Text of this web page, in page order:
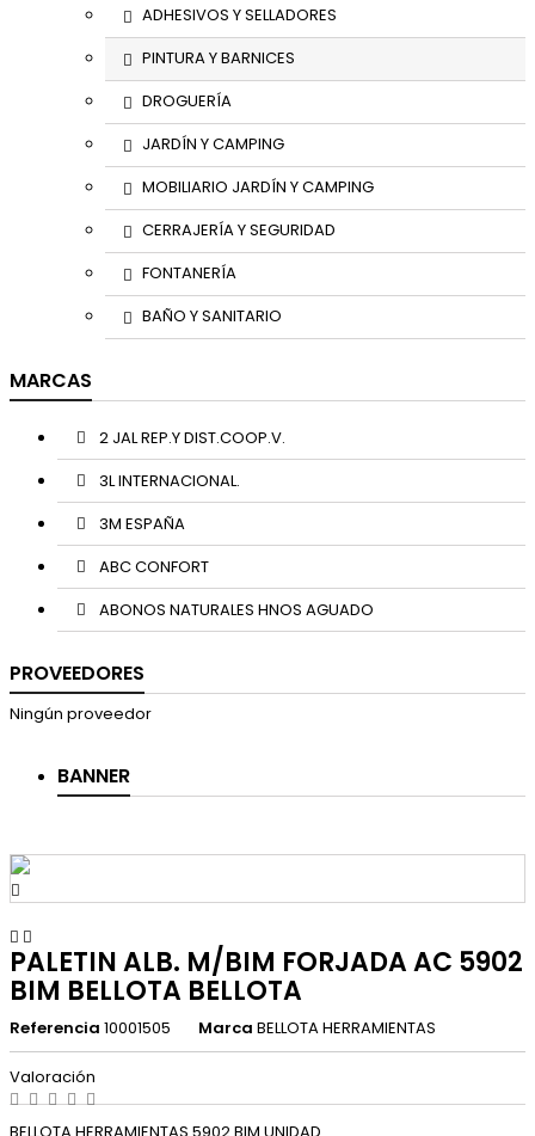
ADHESIVOS Y SELLADORES
PINTURA Y BARNICES
DROGUERÍA
JARDÍN Y CAMPING
MOBILIARIO JARDÍN Y CAMPING
CERRAJERÍA Y SEGURIDAD
FONTANERÍA
BAÑO Y SANITARIO
MARCAS
2 JAL REP.Y DIST.COOP.V.
3L INTERNACIONAL.
3M ESPAÑA
ABC CONFORT
ABONOS NATURALES HNOS AGUADO
PROVEEDORES
Ningún proveedor
BANNER

 
PALETIN ALB. M/BIM FORJADA AC 5902
BIM BELLOTA BELLOTA
Referencia 10001505 Marca BELLOTA HERRAMIENTAS
Valoración